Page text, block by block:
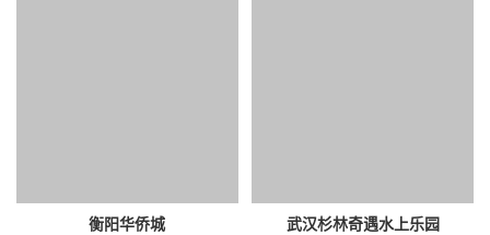
衡阳华侨城 武汉杉林奇遇水上乐园